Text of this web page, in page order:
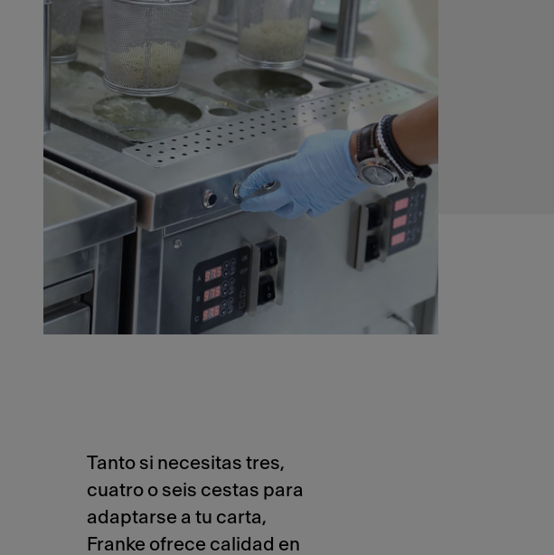
Tanto si necesitas tres,
cuatro o seis cestas para
adaptarse a tu carta,
Franke ofrece calidad en